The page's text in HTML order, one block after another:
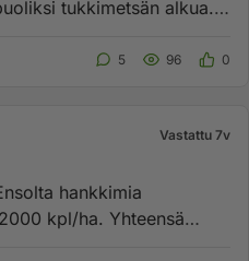
tukkimetsän alkua.
5 96 0
Vastattu 7v
hankkimia
kpl/ha. Yhteensä